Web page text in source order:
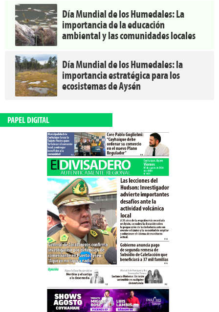
Día Mundial de los Humedales: La
importancia de la educación
ambiental y las comunidades locales
Día Mundial de los Humedales: la
importancia estratégica para los
ecosistemas de Aysén
PAPEL DIGITAL